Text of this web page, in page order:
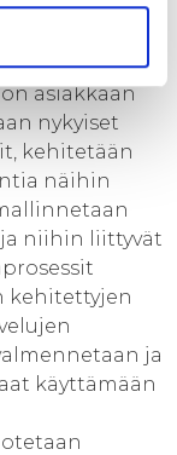
ja
asiakkaan
nykyiset
kehitetään
näihin
niihin liittyvät
kehitettyjen
ja
käyttämään